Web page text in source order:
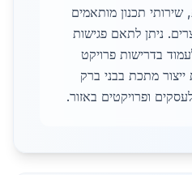
שירותי תכנון מותאמים
ניתן לתאם פגישות
בדרישות פרויקט
מתכת בבני ברק
ופרויקטים באזור.